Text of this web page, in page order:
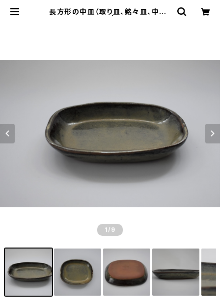
長方形の中皿（取り皿、銘々皿、中皿）
1 /9